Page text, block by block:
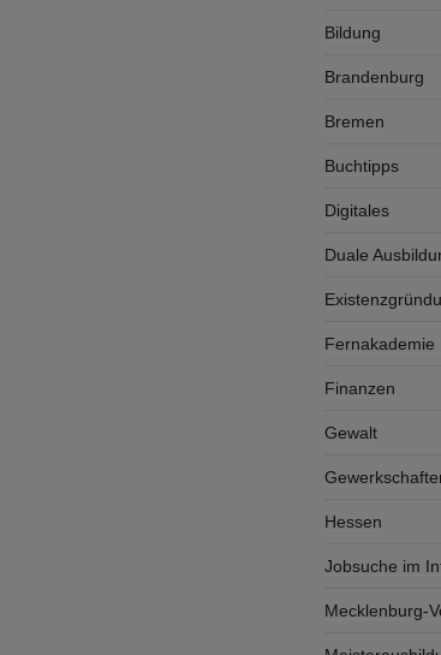
Bildung
Brandenburg
Bremen
Buchtipps
Digitales
Duale
Fernakademie
Finanzen
Gewalt
Hessen
Jobsuche im
Mecklenburg-